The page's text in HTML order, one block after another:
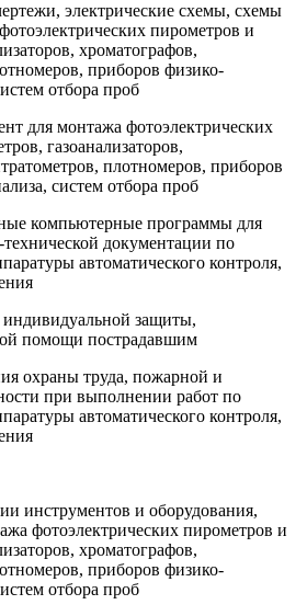
электрические схемы, схемы
пирометров и
хроматографов,
приборов физико-
отбора проб
для монтажа фотоэлектрических
газоанализаторов,
плотномеров, приборов
систем отбора проб
компьютерные программы для
документации по
автоматического контроля,
индивидуальной защиты,
помощи пострадавшим
охраны труда, пожарной и
при выполнении работ по
автоматического контроля,
инструментов и оборудования,
фотоэлектрических пирометров и
хроматографов,
приборов физико-
отбора проб